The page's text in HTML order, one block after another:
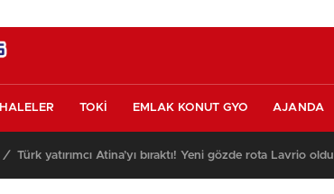
İHALELER TOKİ EMLAK KONUT GYO AJANDA
/ Türk yatırımcı Atina’yı bıraktı! Yeni gözde rota Lavrio oldu